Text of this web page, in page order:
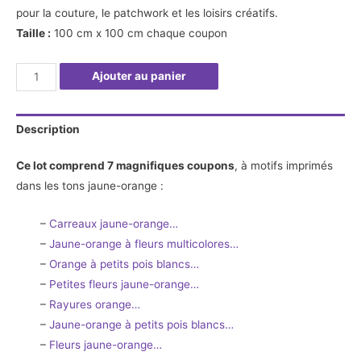
pour la couture, le patchwork et les loisirs créatifs.
Taille : 100 cm x 100 cm chaque coupon
quantité
de
Assortiment
de
coupons
-
Ajouter au panier
Description
Ce lot comprend 7 magnifiques coupons, à motifs imprimés
dans les tons jaune-orange :
– Carreaux jaune-orange…
– Jaune-orange à fleurs multicolores…
– Orange à petits pois blancs…
– Petites fleurs jaune-orange…
– Rayures orange…
– Jaune-orange à petits pois blancs…
– Fleurs jaune-orange…